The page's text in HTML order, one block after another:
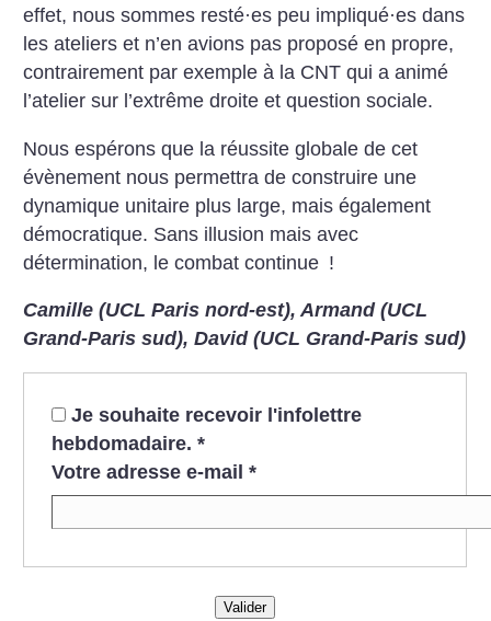
effet, nous sommes resté·es peu impliqué·es dans
les ateliers et n’en avions pas proposé en propre,
contrairement par exemple à la CNT qui a animé
l’atelier sur l’extrême droite et question sociale.
Nous espérons que la réussite globale de cet
évènement nous permettra de construire une
dynamique unitaire plus large, mais également
démocratique. Sans illusion mais avec
détermination, le combat continue !
Camille (UCL Paris nord-est), Armand (UCL
Grand-Paris sud), David (UCL Grand-Paris sud)
Je souhaite recevoir l'infolettre
hebdomadaire. *
Votre adresse e-mail *
Valider